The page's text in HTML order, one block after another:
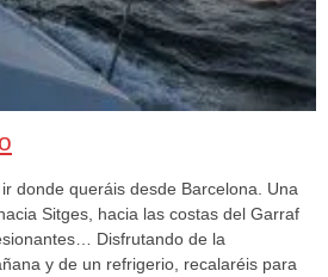
donde queráis desde Barcelona. Una
Sitges, hacia las costas del Garraf
Disfrutando de la
y de un refrigerio, recalaréis para